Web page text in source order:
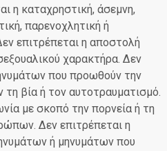
η καταχρηστική, άσεμνη,
παρενοχλητική ή
επιτρέπεται η αποστολή
χαρακτήρα. Δεν
που προωθούν την
τη βία ή τον αυτοτραυματισμό.
με σκοπό την πορνεία ή τη
Δεν επιτρέπεται η
ή μηνυμάτων που